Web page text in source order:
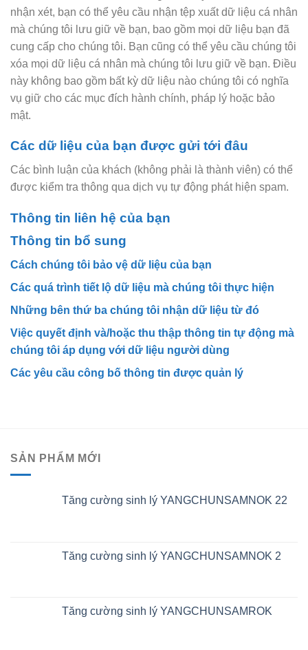
nhận xét, bạn có thể yêu cầu nhận tệp xuất dữ liệu cá nhân
mà chúng tôi lưu giữ về bạn, bao gồm mọi dữ liệu bạn đã
cung cấp cho chúng tôi. Bạn cũng có thể yêu cầu chúng tôi
xóa mọi dữ liệu cá nhân mà chúng tôi lưu giữ về bạn. Điều
này không bao gồm bất kỳ dữ liệu nào chúng tôi có nghĩa
vụ giữ cho các mục đích hành chính, pháp lý hoặc bảo
mật.
Các dữ liệu của bạn được gửi tới đâu
Các bình luận của khách (không phải là thành viên) có thể
được kiểm tra thông qua dịch vụ tự động phát hiện spam.
Thông tin liên hệ của bạn
Thông tin bổ sung
Cách chúng tôi bảo vệ dữ liệu của bạn
Các quá trình tiết lộ dữ liệu mà chúng tôi thực hiện
Những bên thứ ba chúng tôi nhận dữ liệu từ đó
Việc quyết định và/hoặc thu thập thông tin tự động mà
chúng tôi áp dụng với dữ liệu người dùng
Các yêu cầu công bố thông tin được quản lý
SẢN PHẨM MỚI
Tăng cường sinh lý YANGCHUNSAMNOK 22
Tăng cường sinh lý YANGCHUNSAMNOK 2
Tăng cường sinh lý YANGCHUNSAMROK